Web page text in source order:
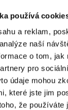
používá
a reklam,
naší
o tom, jak
pro
údaje mohou
které jste jim
že používáte